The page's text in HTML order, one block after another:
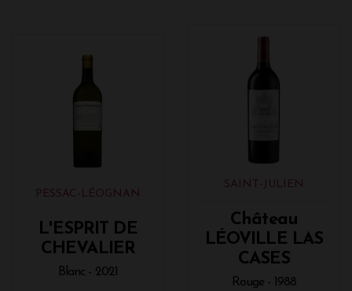
PESSAC-LÉOGNAN
L'ESPRIT DE
CHEVALIER
Blanc - 2021
SAINT-JULIEN
Château
LÉOVILLE LAS
CASES
Rouge - 1988